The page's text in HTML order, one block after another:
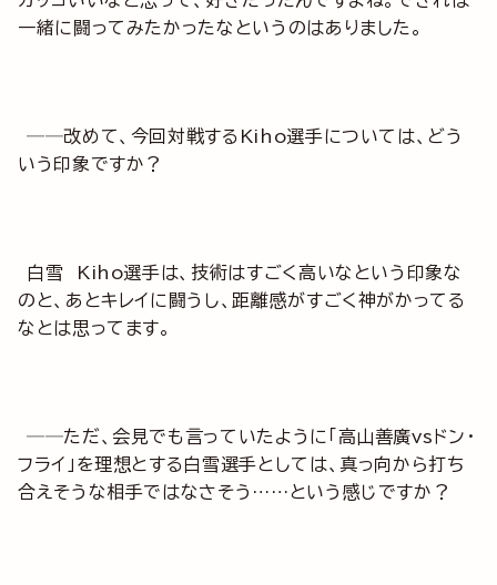
一緒に闘ってみたかったなというのはありました。
──改めて、今回対戦するKiho選手については、どう
いう印象ですか？
白雪 Kiho選手は、技術はすごく高いなという印象な
のと、あとキレイに闘うし、距離感がすごく神がかってる
なとは思ってます。
──ただ、会見でも言っていたように「高山善廣vsドン・
フライ」を理想とする白雪選手としては、真っ向から打ち
合えそうな相手ではなさそう……という感じですか？